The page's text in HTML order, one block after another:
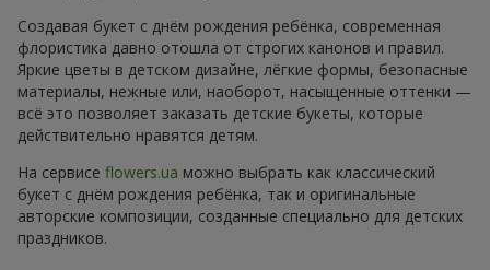
Создавая букет с днём рождения ребёнка, современная
флористика давно отошла от строгих канонов и правил.
Яркие цветы в детском дизайне, лёгкие формы, безопасные
материалы, нежные или, наоборот, насыщенные оттенки —
всё это позволяет заказать детские букеты, которые
действительно нравятся детям.
На сервисе flowers.ua можно выбрать как классический
букет с днём рождения ребёнка, так и оригинальные
авторские композиции, созданные специально для детских
праздников.